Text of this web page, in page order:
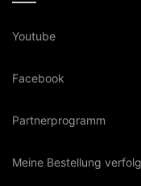
Youtube
Facebook
Partnerprogramm
Meine Bestellung